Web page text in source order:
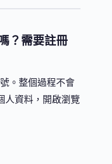
？需要註冊
。整個過程不會
人資料，開啟瀏覽